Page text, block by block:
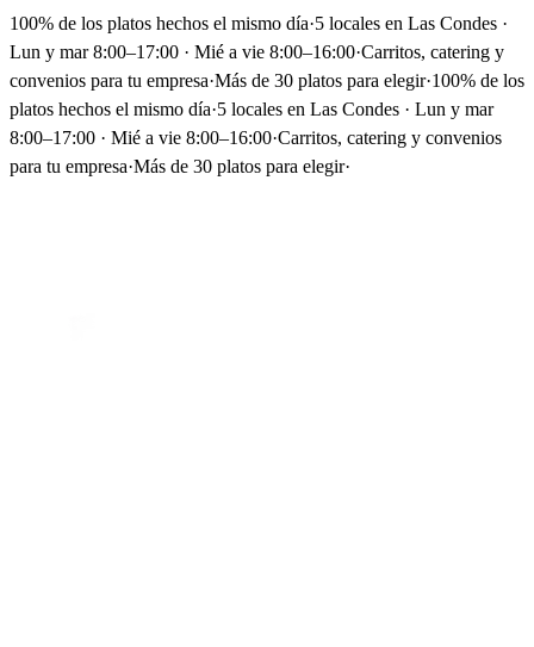
100% de los platos hechos el mismo día·5 locales en Las Condes ·
Lun y mar 8:00–17:00 · Mié a vie 8:00–16:00·Carritos, catering y
convenios para tu empresa·Más de 30 platos para elegir·100% de los
platos hechos el mismo día·5 locales en Las Condes · Lun y mar
8:00–17:00 · Mié a vie 8:00–16:00·Carritos, catering y convenios
para tu empresa·Más de 30 platos para elegir·